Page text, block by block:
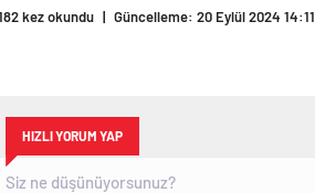
kez okundu | Güncelleme: 20 Eylül 2024 14:11
HIZLI YORUM YAP